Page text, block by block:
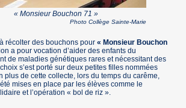
« Monsieur Bouchon 71 »
Photo Collège Sainte-Marie
à récolter des bouchons pour« Monsieur Bouchon
a pour vocation d’aider des enfants du
de maladies génétiques rares et nécessitant des
s’est porté sur deux petites filles nommées
plus de cette collecte, lors du temps du carême,
mises en place par les élèves comme le
et l’opération « bol de riz ».